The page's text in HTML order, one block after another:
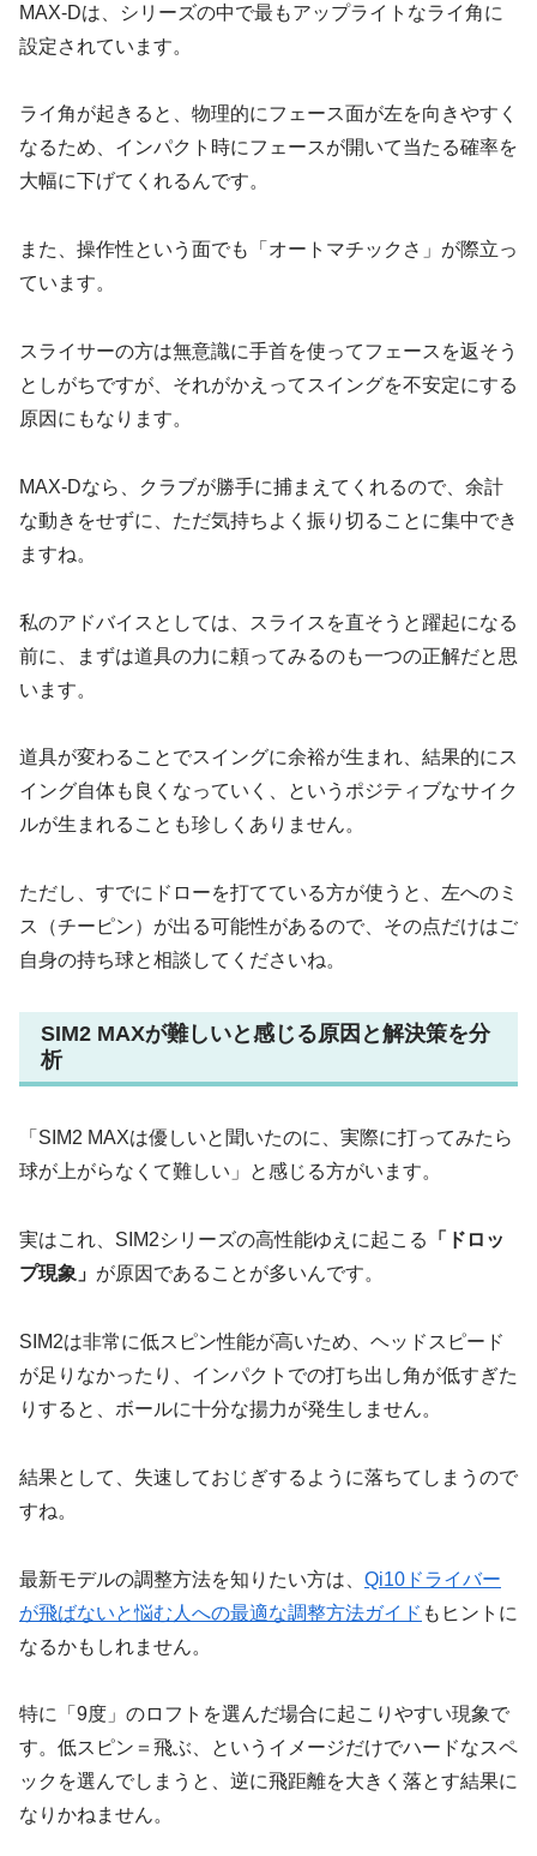
MAX-Dは、シリーズの中で最もアップライトなライ角に
設定されています。
ライ角が起きると、物理的にフェース面が左を向きやすく
なるため、インパクト時にフェースが開いて当たる確率を
大幅に下げてくれるんです。
また、操作性という面でも「オートマチックさ」が際立っ
ています。
スライサーの方は無意識に手首を使ってフェースを返そう
としがちですが、それがかえってスイングを不安定にする
原因にもなります。
MAX-Dなら、クラブが勝手に捕まえてくれるので、余計
な動きをせずに、ただ気持ちよく振り切ることに集中でき
ますね。
私のアドバイスとしては、スライスを直そうと躍起になる
前に、まずは道具の力に頼ってみるのも一つの正解だと思
います。
道具が変わることでスイングに余裕が生まれ、結果的にス
イング自体も良くなっていく、というポジティブなサイク
ルが生まれることも珍しくありません。
ただし、すでにドローを打てている方が使うと、左へのミ
ス（チーピン）が出る可能性があるので、その点だけはご
自身の持ち球と相談してくださいね。
SIM2 MAXが難しいと感じる原因と解決策を分
析
「SIM2 MAXは優しいと聞いたのに、実際に打ってみたら
球が上がらなくて難しい」と感じる方がいます。
実はこれ、SIM2シリーズの高性能ゆえに起こる
「ドロッ
プ現象」 が原因であることが多いんです。
SIM2は非常に低スピン性能が高いため、ヘッドスピード
が足りなかったり、インパクトでの打ち出し角が低すぎた
りすると、ボールに十分な揚力が発生しません。
結果として、失速しておじぎするように落ちてしまうので
すね。
最新モデルの調整方法を知りたい方は、 Qi10ドライバー
が飛ばないと悩む人への最適な調整方法ガイド もヒントに
なるかもしれません。
特に「9度」のロフトを選んだ場合に起こりやすい現象で
す。低スピン＝飛ぶ、というイメージだけでハードなスペ
ックを選んでしまうと、逆に飛距離を大きく落とす結果に
なりかねません。